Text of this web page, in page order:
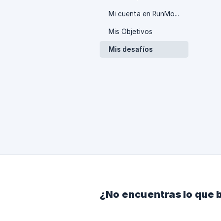
Mi cuenta en RunMotion
Mis Objetivos
Mis desafíos
¿No encuentras lo que